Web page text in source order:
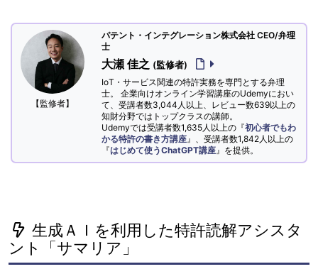
【監修者】
パテント・インテグレーション株式会社 CEO/弁理
士
大瀬 佳之 (監修者)
IoT・サービス関連の特許実務を専門とする弁理
士。 企業向けオンライン学習講座のUdemyにおい
て、受講者数3,044人以上、レビュー数639以上の
知財分野ではトップクラスの講師。
Udemyでは受講者数1,635人以上の『初心者でもわ
かる特許の書き方講座 』、受講者数1,842人以上の
『はじめて使うChatGPT講座 』を提供。
生成ＡＩを利用した特許読解アシスタ
ント「サマリア」